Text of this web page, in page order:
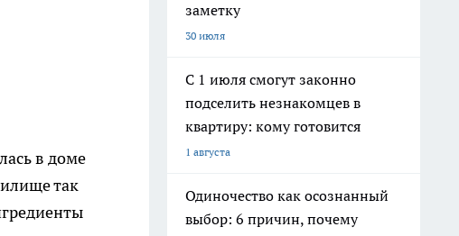
в доме
так
заметку
30 июля
С 1 июля смогут законно
подселить незнакомцев в
квартиру: кому готовится
1 августа
Одиночество как осознанный
выбор: 6 причин, почему